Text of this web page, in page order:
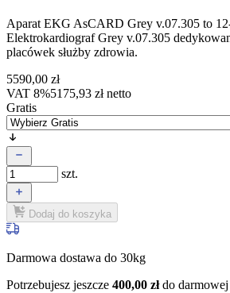
Aparat EKG AsCARD Grey v.07.305 to
Elektrokardiograf Grey v.07.305
placówek służby zdrowia.
5590,00 zł
VAT 8%5175,93 złnetto
Gratis
szt.
Dodaj do koszyka
Darmowa dostawa do 30kg
Potrzebujesz jeszcze 400,00 złdo darmowej